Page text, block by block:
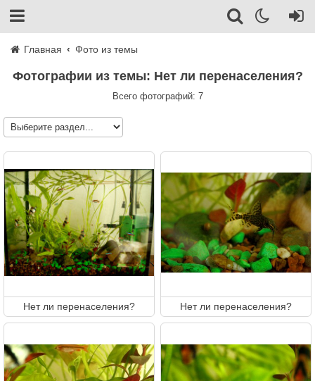
Главная Фото из темы
Фотографии из темы: Нет ли перенаселения?
Всего фотографий: 7
Нет ли перенаселения? Нет ли перенаселения?